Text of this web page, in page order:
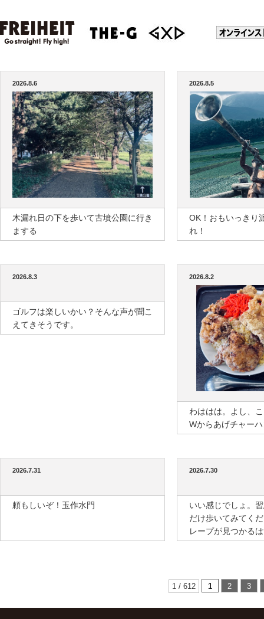
2026.8.6
木漏れ日の下を歩いて古墳公園に行き
まする
2026.8.5
OK！おもいっきり
れ！
2026.8.3
ゴルフは楽しいかい？そんな声が聞こ
えてきそうです。
2026.8.2
わははは。よし、
Wからあげチャー
2026.7.31
頼もしいぞ！玉作水門
2026.7.30
いい感じでしょ。
だけ歩いてみてく
レープが見つかる
1 / 612 1 2 3